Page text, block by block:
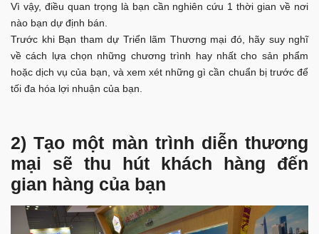
Vì vậy, điều quan trọng là bạn cần nghiên cứu 1 thời gian về nơi
nào bạn dự định bán.
Trước khi Bạn tham dự Triển lãm Thương mại đó, hãy suy nghĩ
về cách lựa chọn những chương trình hay nhất cho sản phẩm
hoặc dịch vụ của bạn, và xem xét những gì cần chuẩn bị trước để
tối đa hóa lợi nhuận của bạn.
2) Tạo một màn trình diễn thương
mại sẽ thu hút khách hàng đến
gian hàng của bạn